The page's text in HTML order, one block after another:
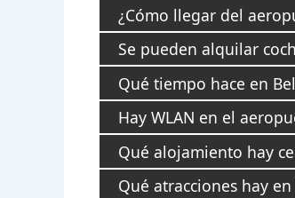
¿Cómo llegar del
Se pueden alquilar
Qué tiempo hace en
Hay WLAN en el
Qué alojamiento hay
Qué atracciones hay